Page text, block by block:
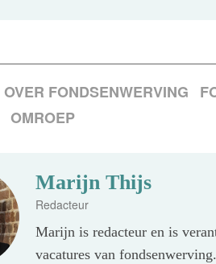
OVER FONDSENWERVING
OMROEP
Marijn Thijs
Redacteur
Marijn is redacteur en is
vacatures van